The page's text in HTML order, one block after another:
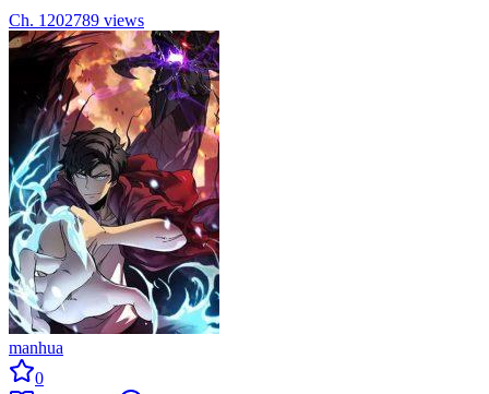
Ch. 1202789 views
manhua
0